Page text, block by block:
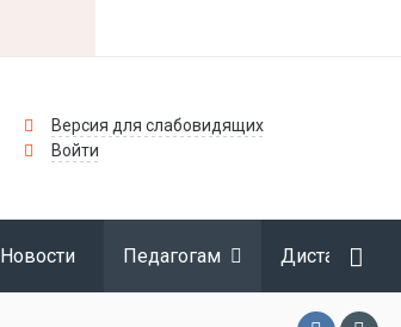
Версия для слабовидящих
Войти
Новости Педагогам